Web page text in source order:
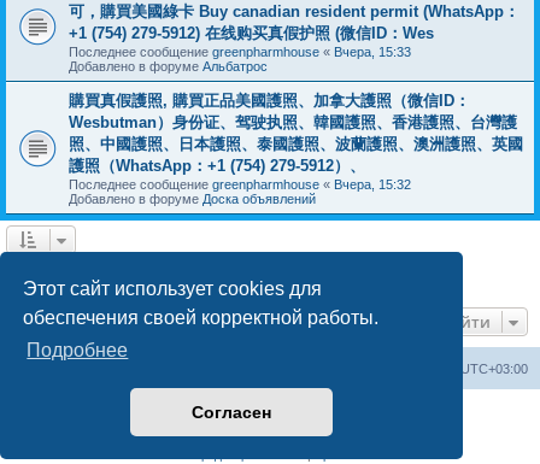
Этот сайт использует cookies для
обеспечения своей корректной работы.
Подробнее
Согласен
可，購買美國綠卡 Buy canadian resident permit (WhatsApp：
+1 (754) 279-5912) 在线购买真假护照 (微信ID：Wes
Последнее сообщение greenpharmhouse « Вчера, 15:33
Добавлено в форуме Альбатрос
購買真假護照, 購買正品美國護照、加拿大護照（微信ID：
Wesbutman）身份证、驾驶执照、韓國護照、香港護照、台灣護
照、中國護照、日本護照、泰國護照、波蘭護照、澳洲護照、英國
護照（WhatsApp：+1 (754) 279-5912）、
Последнее сообщение greenpharmhouse « Вчера, 15:32
Добавлено в форуме Доска объявлений
Перейти
UTC+03:00
Создано на основеphpBB® Forum Software © phpBB Limited
Русская поддержка phpBB